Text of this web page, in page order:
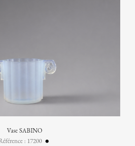
Vase SABINO
: 17200